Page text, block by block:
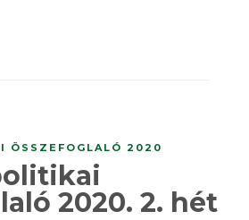
ÖSSZEFOGLALÓ 2020
2020. 2. hét